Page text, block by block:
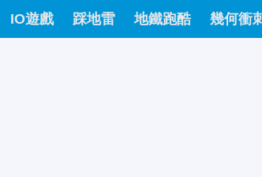
IO遊戲 踩地雷 地鐵跑酷 幾何衝